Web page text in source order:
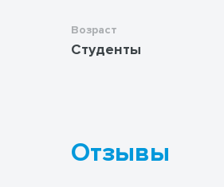
Возраст
Студенты
Отзывы